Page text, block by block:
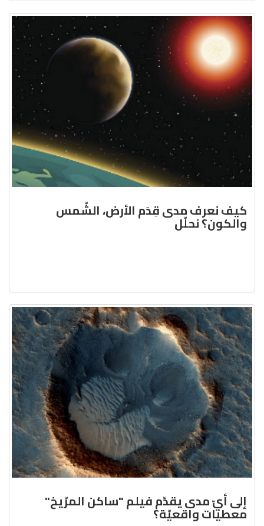
كيف نعرف مدى قِدَم الأرض، الشّمس
والكون؟ نحلّل
إلى أيّ مدى يقدّم فيلم "ساكن المرّيخ"
معطيات واقعيّة؟